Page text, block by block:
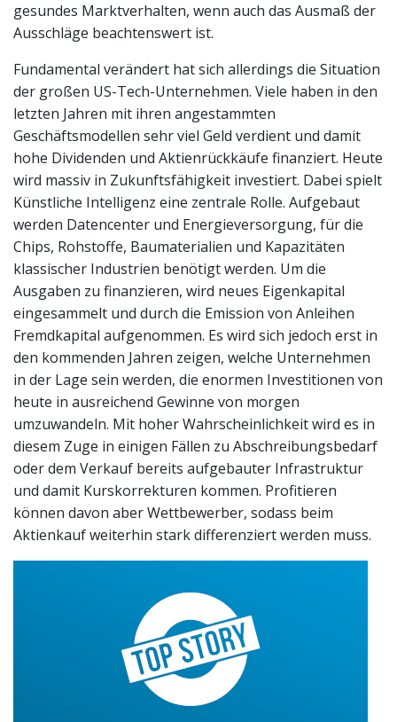
gesundes Marktverhalten, wenn auch das Ausmaß der
Ausschläge beachtenswert ist.
Fundamental verändert hat sich allerdings die Situation
der großen US-Tech-Unternehmen. Viele haben in den
letzten Jahren mit ihren angestammten
Geschäftsmodellen sehr viel Geld verdient und damit
hohe Dividenden und Aktienrückkäufe finanziert. Heute
wird massiv in Zukunftsfähigkeit investiert. Dabei spielt
Künstliche Intelligenz eine zentrale Rolle. Aufgebaut
werden Datencenter und Energieversorgung, für die
Chips, Rohstoffe, Baumaterialien und Kapazitäten
klassischer Industrien benötigt werden. Um die
Ausgaben zu finanzieren, wird neues Eigenkapital
eingesammelt und durch die Emission von Anleihen
Fremdkapital aufgenommen. Es wird sich jedoch erst in
den kommenden Jahren zeigen, welche Unternehmen
in der Lage sein werden, die enormen Investitionen von
heute in ausreichend Gewinne von morgen
umzuwandeln. Mit hoher Wahrscheinlichkeit wird es in
diesem Zuge in einigen Fällen zu Abschreibungsbedarf
oder dem Verkauf bereits aufgebauter Infrastruktur
und damit Kurskorrekturen kommen. Profitieren
können davon aber Wettbewerber, sodass beim
Aktienkauf weiterhin stark differenziert werden muss.